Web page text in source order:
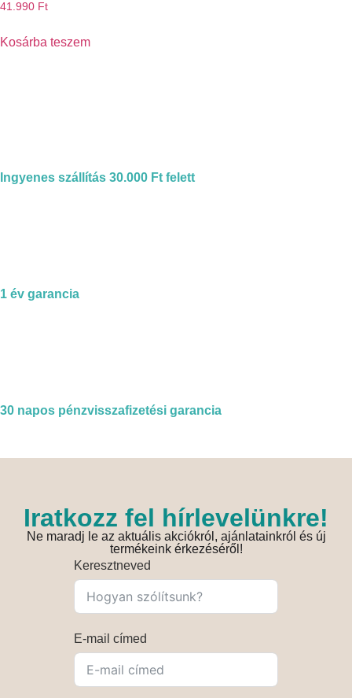
41.990 Ft
Kosárba teszem
Ingyenes szállítás 30.000 Ft felett
1 év garancia
30 napos pénzvisszafizetési garancia
Iratkozz fel hírlevelünkre!
Ne maradj le az aktuális akciókról, ajánlatainkról és új
termékeink érkezéséről!
Keresztneved
E-mail címed